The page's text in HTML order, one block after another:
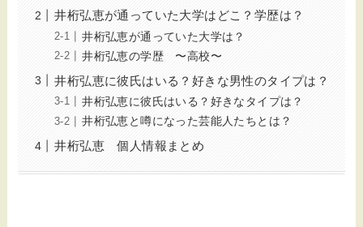
井桁弘恵が通っていた大学はどこ？学歴は？
井桁弘恵が通っていた大学は？
井桁弘恵の学歴 〜高校〜
井桁弘恵に彼氏はいる？好きな男性のタイプは？
井桁弘恵に彼氏はいる？好きなタイプは？
井桁弘恵と噂になった芸能人たちとは？
井桁弘恵 個人情報まとめ